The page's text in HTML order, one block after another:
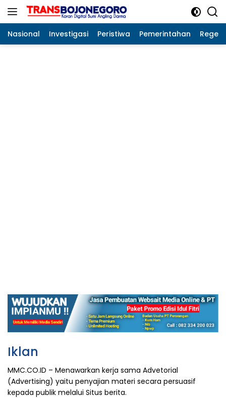
Langsung
Nasional Investigasi Peristiwa Pemerintahan
Iklan
MMC.CO.ID – Menawarkan kerja sama Advetorial
(Advertising) yaitu penyajian materi secara persuasif
kepada publik melalui Situs berita.